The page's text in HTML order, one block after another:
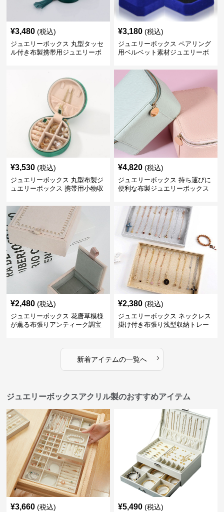
¥3,480 (税込)
ジュエリーボックス 丸型タッセ
ル付き布製携帯用ジュエリーボ
¥3,180 (税込)
ジュエリーボックス ペアリング
用ベルベット素材ジュエリーボ
¥3,530 (税込)
ジュエリーボックス 丸型布製ジ
ュエリーボックス 携帯用小物収
¥4,820 (税込)
ジュエリーボックス 持ち運びに
便利な布製ジュエリーボックス
¥2,480 (税込)
ジュエリーボックス 花唐草模様
が薫る布張りアンティーク調宝
¥2,380 (税込)
ジュエリーボックス ネックレス
掛け付き布張り浅型収納トレー
新着アイテムの一覧へ ›
ジュエリーボックスアクリル製のおすすめアイテム
¥3,660 (税込) ¥5,490 (税込)